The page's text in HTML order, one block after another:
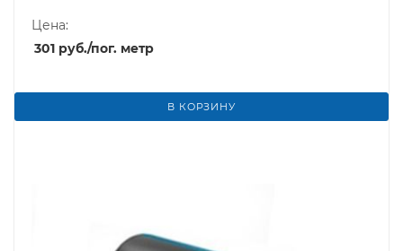
Цена:
301 руб./пог. метр
В КОРЗИНУ